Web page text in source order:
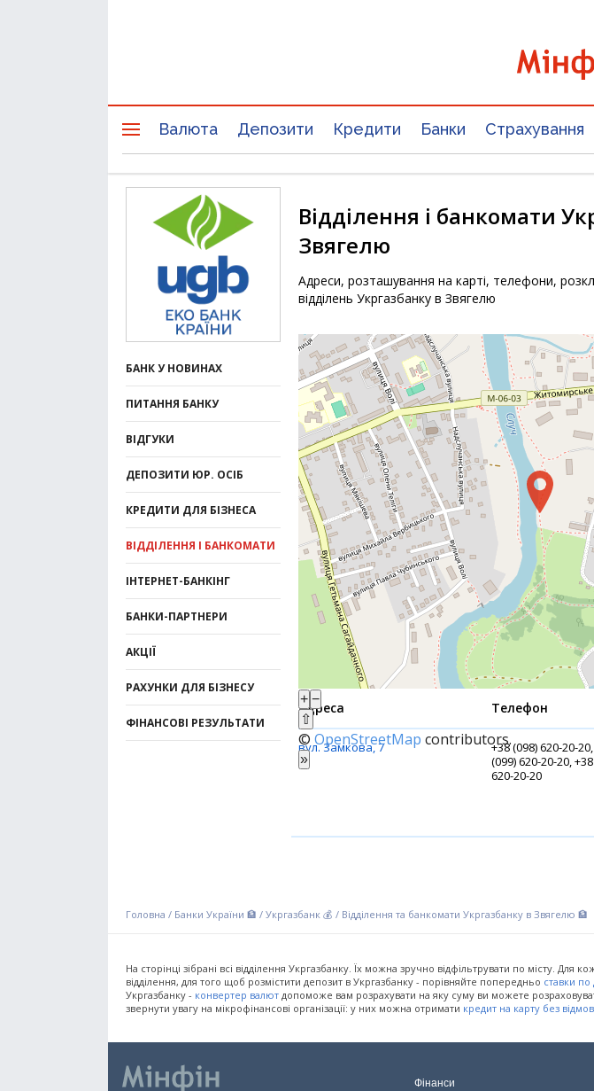
Валюта Депозити Кредити Банки Страхування
БАНК У НОВИНАХ
ПИТАННЯ БАНКУ
ВІДГУКИ
ДЕПОЗИТИ ЮР. ОСІБ
КРЕДИТИ ДЛЯ БІЗНЕСА
ВІДДІЛЕННЯ І БАНКОМАТИ
ІНТЕРНЕТ-БАНКІНГ
БАНКИ-ПАРТНЕРИ
АКЦІЇ
РАХУНКИ ДЛЯ БІЗНЕСУ
ФІНАНСОВІ РЕЗУЛЬТАТИ
Відділення і банкомати
Звягелю
Адреси, розташування на карті, телефони,
відділень Укргазбанку в Звягелю
+ −
⇧
© OpenStreetMap contributors.
»
Адреса Телефон
вул. Замкова, 7
+38 (098) 620-20-
(099) 620-20-20,
620-20-20
Головна / Банки України 🏦 / Укргазбанк 💰 / Відділення та банкомати Укргазбанку в Звягелю 🏦
На сторінці зібрані всі відділення Укргазбанку. Їх можна зручно відфільтрувати по місту.
відділення, для того щоб розмістити депозит в Укргазбанку - порівняйте попередньо ставки по
Укргазбанку - конвертер валют допоможе вам розрахувати на яку суму ви можете
звернути увагу на мікрофінансові організації: у них можна отримати кредит на карту без
Фінанси